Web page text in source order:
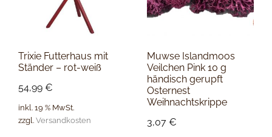
Trixie Futterhaus mit
Ständer – rot-weiß
54,99 €
inkl. 19 % MwSt.
zzgl. Versandkosten
Muwse Islandmoos
Veilchen Pink 10 g
händisch gerupft
Osternest
Weihnachtskrippe
3,07€